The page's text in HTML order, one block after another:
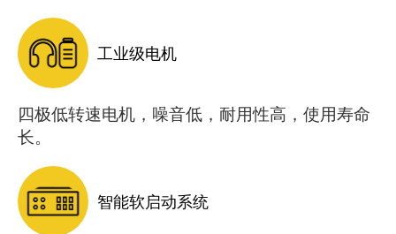
工业级电机
四极低转速电机，噪音低，耐用性高，使用寿命
长。
智能软启动系统